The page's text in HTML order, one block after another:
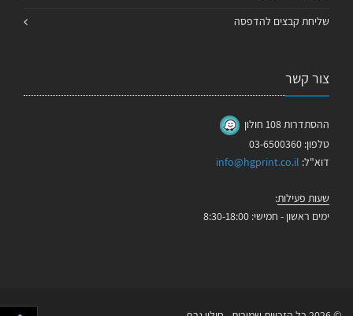
שליחת קבצים להדפסה
צור קשר
ההסתדרות 108 חולון
טלפון: 03-6500360
דוא"ל: info@hgprint.co.il
שעות פעילות:
ימים ראשון - חמישי: 8:30-18:00